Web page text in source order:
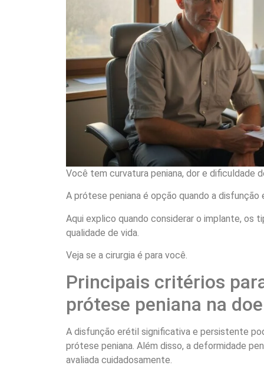
Você tem curvatura peniana, dor e dificuldade
A prótese peniana é opção quando a
Aqui explico quando considerar o implante, os
qualidade de vida.
Veja se a cirurgia é para você.
Principais critérios
prótese peniana na
A disfunção erétil significativa e persistente
prótese peniana. Além disso, a deformidade
avaliada cuidadosamente.